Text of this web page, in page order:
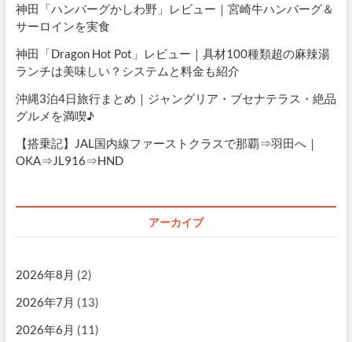
神田「ハンバーグかしわ野」レビュー｜宮崎牛ハンバーグ＆
サーロインを実食
神田「Dragon Hot Pot」レビュー｜具材100種類超の麻辣湯
ランチは美味しい？システムと料金も紹介
沖縄3泊4日旅行まとめ｜ジャングリア・ブセナテラス・絶品
グルメを満喫♪
【搭乗記】JAL国内線ファーストクラスで那覇⇒羽田へ｜
OKA⇒JL916⇒HND
アーカイブ
2026年8月 (2)
2026年7月 (13)
2026年6月 (11)